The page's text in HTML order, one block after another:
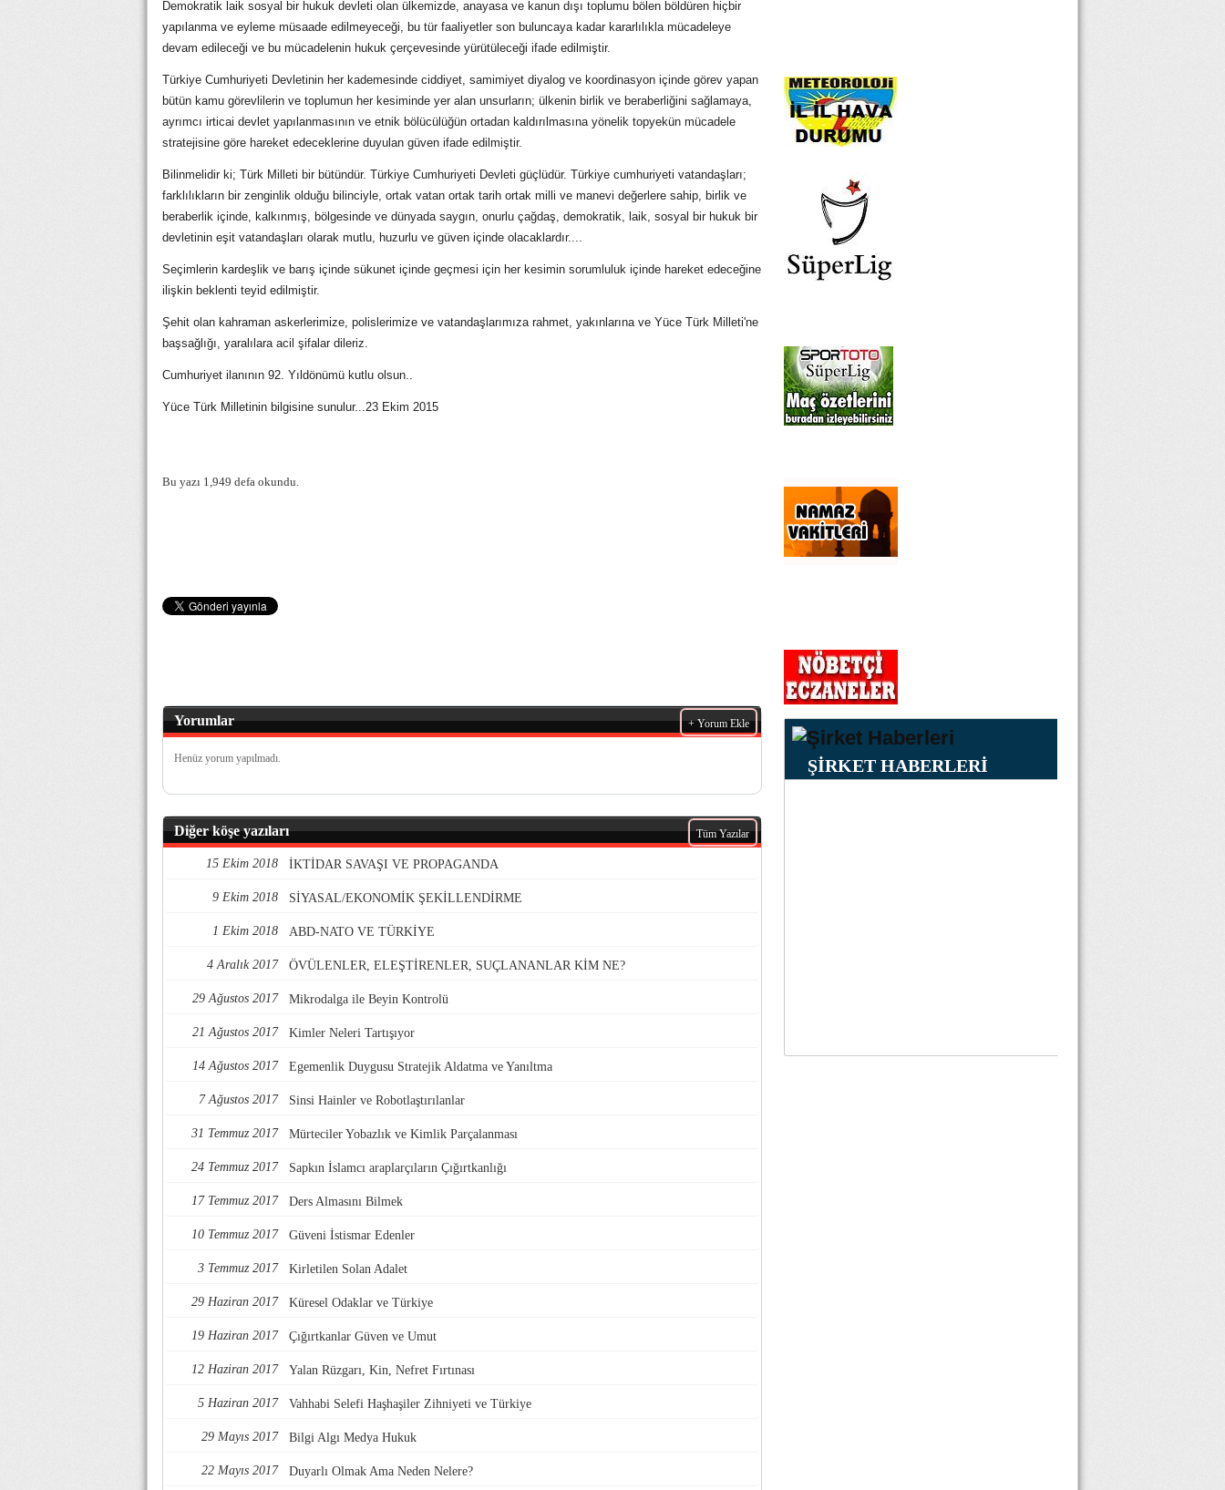
Demokratik laik sosyal bir hukuk devleti olan ülkemizde, anayasa ve kanun dışı toplumu bölen böldüren hiçbir
yapılanma ve eyleme müsaade edilmeyeceği, bu tür faaliyetler son buluncaya kadar kararlılıkla mücadeleye
devam edileceği ve bu mücadelenin hukuk çerçevesinde yürütüleceği ifade edilmiştir.
Türkiye Cumhuriyeti Devletinin her kademesinde ciddiyet, samimiyet diyalog ve koordinasyon içinde görev yapan
bütün kamu görevlilerin ve toplumun her kesiminde yer alan unsurların; ülkenin birlik ve beraberliğini sağlamaya,
ayrımcı irticai devlet yapılanmasının ve etnik bölücülüğün ortadan kaldırılmasına yönelik topyekün mücadele
stratejisine göre hareket edeceklerine duyulan güven ifade edilmiştir.
Bilinmelidir ki; Türk Milleti bir bütündür. Türkiye Cumhuriyeti Devleti güçlüdür. Türkiye cumhuriyeti vatandaşları;
farklılıkların bir zenginlik olduğu bilinciyle, ortak vatan ortak tarih ortak milli ve manevi değerlere sahip, birlik ve
beraberlik içinde, kalkınmış, bölgesinde ve dünyada saygın, onurlu çağdaş, demokratik, laik, sosyal bir hukuk bir
devletinin eşit vatandaşları olarak mutlu, huzurlu ve güven içinde olacaklardır....
Seçimlerin kardeşlik ve barış içinde sükunet içinde geçmesi için her kesimin sorumluluk içinde hareket edeceğine
ilişkin beklenti teyid edilmiştir.
Şehit olan kahraman askerlerimize, polislerimize ve vatandaşlarımıza rahmet, yakınlarına ve Yüce Türk Milleti'ne
başsağlığı, yaralılara acil şifalar dileriz.
Cumhuriyet ilanının 92. Yıldönümü kutlu olsun..
Yüce Türk Milletinin bilgisine sunulur...23 Ekim 2015
Bu yazı 1,949 defa okundu.
Yorumlar + Yorum Ekle
Henüz yorum yapılmadı.
Diğer köşe yazıları Tüm Yazılar
15 Ekim 2018 İKTİDAR SAVAŞI VE PROPAGANDA
9 Ekim 2018 SİYASAL/EKONOMİK ŞEKİLLENDİRME
1 Ekim 2018 ABD-NATO VE TÜRKİYE
4 Aralık 2017 ÖVÜLENLER, ELEŞTİRENLER, SUÇLANANLAR KİM NE?
29 Ağustos 2017 Mikrodalga ile Beyin Kontrolü
21 Ağustos 2017 Kimler Neleri Tartışıyor
14 Ağustos 2017 Egemenlik Duygusu Stratejik Aldatma ve Yanıltma
7 Ağustos 2017 Sinsi Hainler ve Robotlaştırılanlar
31 Temmuz 2017 Mürteciler Yobazlık ve Kimlik Parçalanması
24 Temmuz 2017 Sapkın İslamcı araplarçıların Çığırtkanlığı
17 Temmuz 2017 Ders Almasını Bilmek
10 Temmuz 2017 Güveni İstismar Edenler
3 Temmuz 2017 Kirletilen Solan Adalet
29 Haziran 2017 Küresel Odaklar ve Türkiye
19 Haziran 2017 Çığırtkanlar Güven ve Umut
12 Haziran 2017 Yalan Rüzgarı, Kin, Nefret Fırtınası
5 Haziran 2017 Vahhabi Selefi Haşhaşiler Zihniyeti ve Türkiye
29 Mayıs 2017 Bilgi Algı Medya Hukuk
22 Mayıs 2017 Duyarlı Olmak Ama Neden Nelere?
ŞİRKET HABERLERİ